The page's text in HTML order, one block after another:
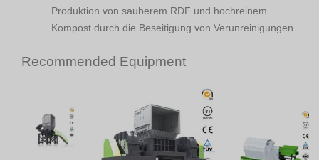
Produktion von sauberem RDF und hochreinem
Kompost durch die Beseitigung von Verunreinigungen.
Recommended Equipment